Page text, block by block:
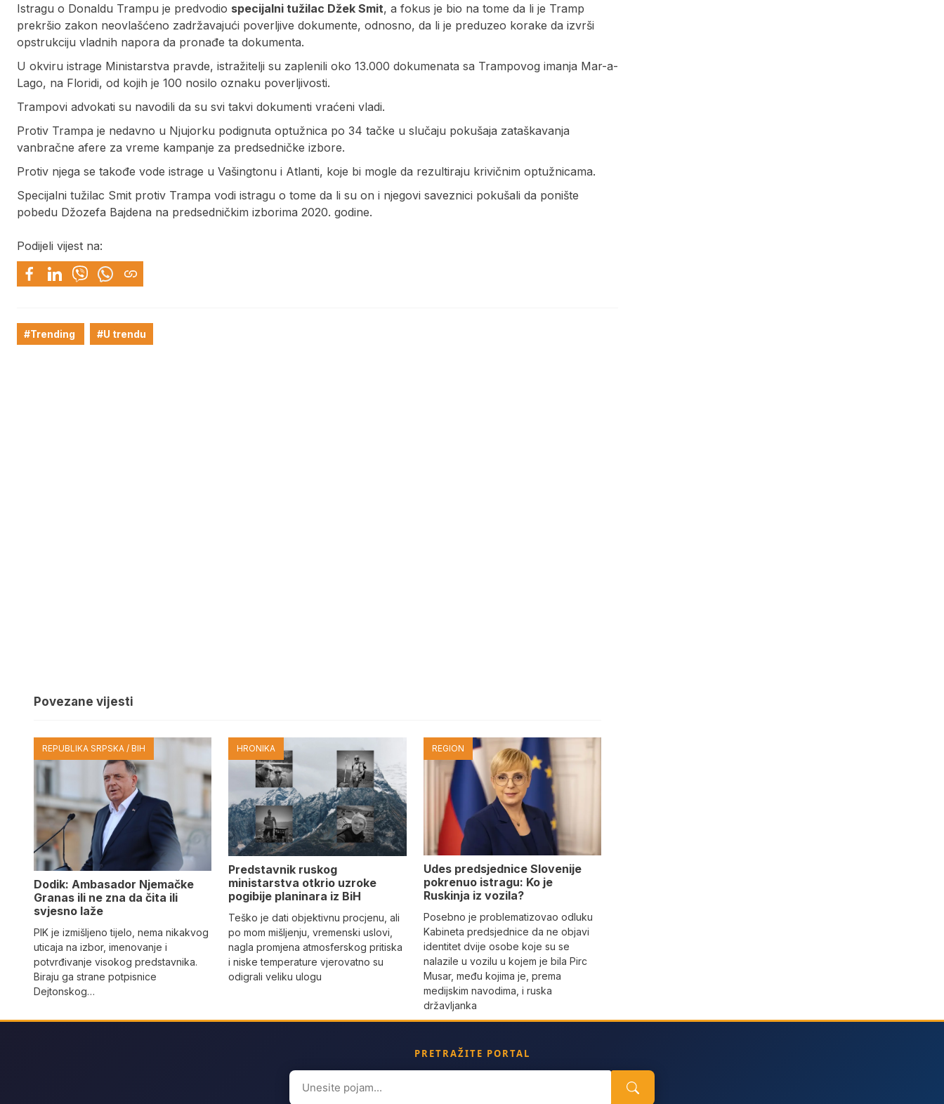
Istragu o Donaldu Trampu je predvodio specijalni tužilac Džek Smit, a fokus je bio na tome da li je Tramp
prekršio zakon neovlašćeno zadržavajući poverljive dokumente, odnosno, da li je preduzeo korake da izvrši
opstrukciju vladnih napora da pronađe ta dokumenta.
U okviru istrage Ministarstva pravde, istražitelji su zaplenili oko 13.000 dokumenata sa Trampovog imanja Mar-a-
Lago, na Floridi, od kojih je 100 nosilo oznaku poverljivosti.
Trampovi advokati su navodili da su svi takvi dokumenti vraćeni vladi.
Protiv Trampa je nedavno u Njujorku podignuta optužnica po 34 tačke u slučaju pokušaja zataškavanja
vanbračne afere za vreme kampanje za predsedničke izbore.
Protiv njega se takođe vode istrage u Vašingtonu i Atlanti, koje bi mogle da rezultiraju krivičnim optužnicama.
Specijalni tužilac Smit protiv Trampa vodi istragu o tome da li su on i njegovi saveznici pokušali da ponište
pobedu Džozefa Bajdena na predsedničkim izborima 2020. godine.
Podijeli vijest na:
#Trending #U trendu
Povezane vijesti
REPUBLIKA SRPSKA / BIH
Dodik: Ambasador Njemačke
Granas ili ne zna da čita ili
svjesno laže
PIK je izmišljeno tijelo, nema nikakvog
uticaja na izbor, imenovanje i
potvrđivanje visokog predstavnika.
Biraju ga strane potpisnice
Dejtonskog…
HRONIKA
Predstavnik ruskog
ministarstva otkrio uzroke
pogibije planinara iz BiH
Teško je dati objektivnu procjenu, ali
po mom mišljenju, vremenski uslovi,
nagla promjena atmosferskog pritiska
i niske temperature vjerovatno su
odigrali veliku ulogu
REGION
Udes predsjednice Slovenije
pokrenuo istragu: Ko je
Ruskinja iz vozila?
Posebno je problematizovao odluku
Kabineta predsjednice da ne objavi
identitet dvije osobe koje su se
nalazile u vozilu u kojem je bila Pirc
Musar, među kojima je, prema
medijskim navodima, i ruska
državljanka
PRETRAŽITE PORTAL
Search
for: